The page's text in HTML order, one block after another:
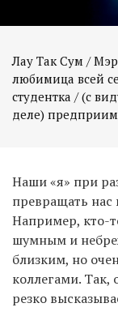
Лау Так Сум /
любимица всей
студентка / (с
деле)
Наши «я» при
превращать нас
Например, кто-
шумным и
близким, но
коллегами.
резко